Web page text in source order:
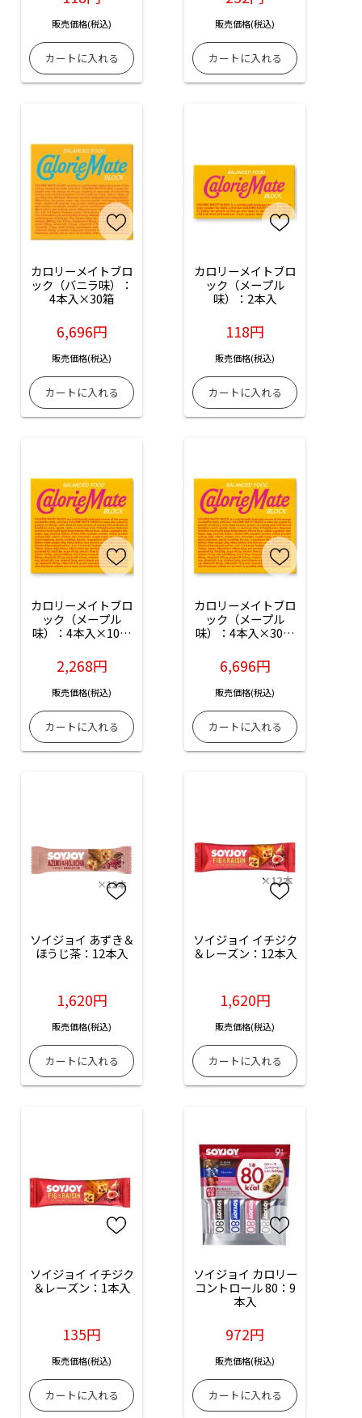
販売価格(税込) 販売価格(税込)
カロリーメイトブロ
ック（バニラ味）：
4本入×30箱
6,696円
販売価格(税込)
カロリーメイトブロ
ック（メープル
味）：2本入
118円
販売価格(税込)
カロリーメイトブロ
ック（メープル
味）：4本入×10箱
2,268円
販売価格(税込)
カロリーメイトブロ
ック（メープル
味）：4本入×30箱
6,696円
販売価格(税込)
ソイジョイ あずき＆
ほうじ茶：12本入
1,620円
販売価格(税込)
ソイジョイ イチジク
＆レーズン：12本入
1,620円
販売価格(税込)
ソイジョイ イチジク
＆レーズン：1本入
135円
販売価格(税込)
ソイジョイ カロリー
コントロール 80：9
本入
972円
販売価格(税込)